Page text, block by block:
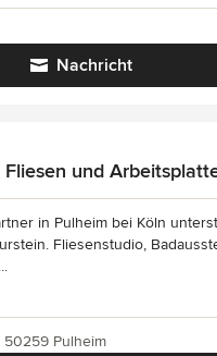
Nachricht
und
in Pulheim bei Köln
Fliesenstudio,
50259 Pulheim